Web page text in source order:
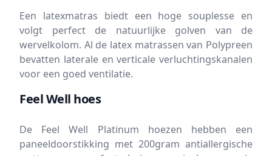
Een latexmatras biedt een hoge souplesse en
volgt perfect de natuurlijke golven van de
wervelkolom. Al de latex matrassen van Polypreen
bevatten laterale en verticale verluchtingskanalen
voor een goed ventilatie.
Feel Well hoes
De Feel Well Platinum hoezen hebben een
paneeldoorstikking met 200gram antiallergische